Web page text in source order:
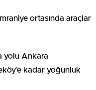
ortasında araçlar
yolu Ankara
kadar yoğunluk